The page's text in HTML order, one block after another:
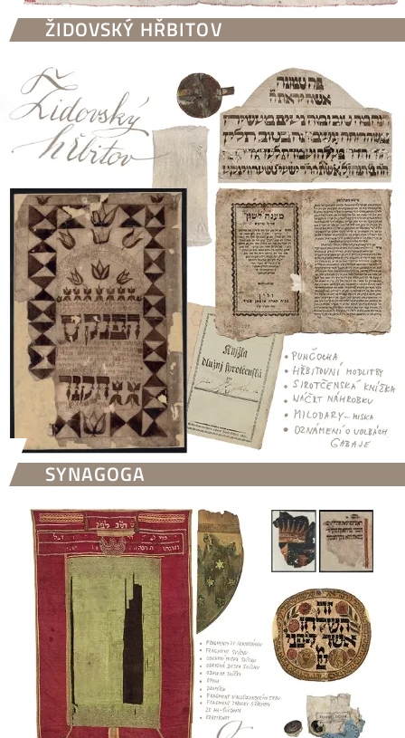
ŽIDOVSKÝ HŘBITOV
SYNAGOGA